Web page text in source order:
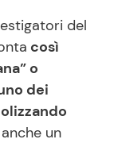
del
così
o
dei
un